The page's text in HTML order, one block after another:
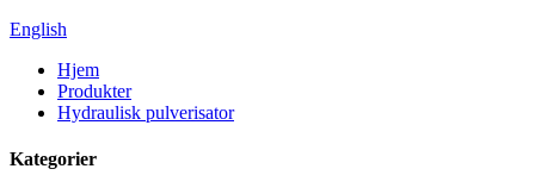
English
Hjem
Produkter
Hydraulisk pulverisator
Kategorier